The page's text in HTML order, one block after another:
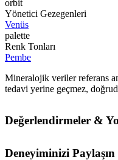
orbit
Yönetici Gezegenleri
Venüs
palette
Renk Tonları
Pembe
Mineralojik veriler referans
tedavi yerine geçmez,
Değerlendirmeler &
Deneyiminizi Paylaşın